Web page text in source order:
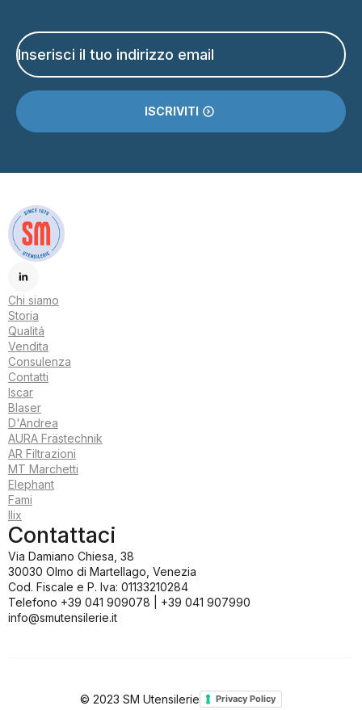
Email
*
ISCRIVITI
Chi siamo
Storia
Qualitá
Vendita
Consulenza
Contatti
Iscar
Blaser
D'Andrea
AURA Frästechnik
AR Filtrazioni
MT Marchetti
Elephant
Fami
Ilix
Contattaci
Via Damiano Chiesa, 38
30030 Olmo di Martellago, Venezia
Cod. Fiscale e P. Iva: 01133210284
Telefono +39 041 909078 | +39 041 907990
info@smutensilerie.it
© 2023 SM Utensilerie Privacy Policy